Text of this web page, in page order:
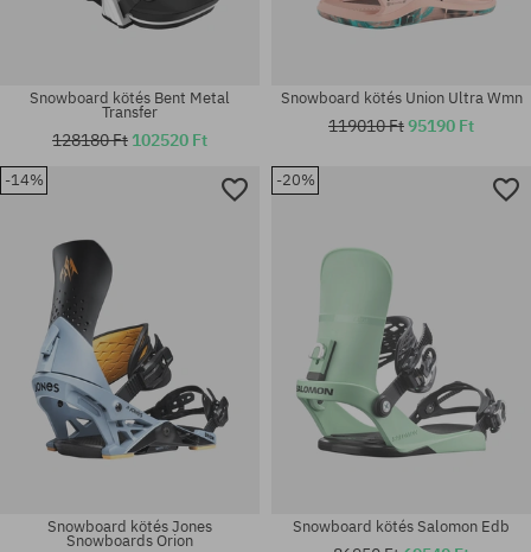
Elérhető méretek:
Elérhető méretek:
Snowboard kötés Bent Metal
Transfer
128180 Ft 102520 Ft
Snowboard kötés Union Ultra Wmn
119010 Ft95190 Ft
-14%
Snowboard kötés Jones
Snowboards Orion
-20%
Snowboard kötés Salomon Edb